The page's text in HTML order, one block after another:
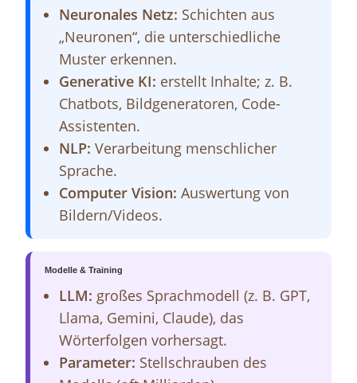
Neuronales Netz: Schichten aus
„Neuronen“, die unterschiedliche
Muster erkennen.
Generative KI: erstellt Inhalte; z. B.
Chatbots, Bildgeneratoren, Code-
Assistenten.
NLP: Verarbeitung menschlicher
Sprache.
Computer Vision: Auswertung von
Bildern/Videos.
Modelle & Training
LLM: großes Sprachmodell (z. B. GPT,
Llama, Gemini, Claude), das
Wörterfolgen vorhersagt.
Parameter: Stellschrauben des